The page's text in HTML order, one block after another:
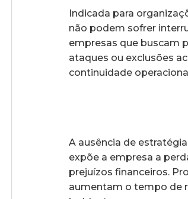
Indicada para
não podem sofrer
empresas que buscam
ataques ou exclusões
continuidade
A ausência de
expõe a empresa a
prejuízos financeiros.
aumentam o tempo de